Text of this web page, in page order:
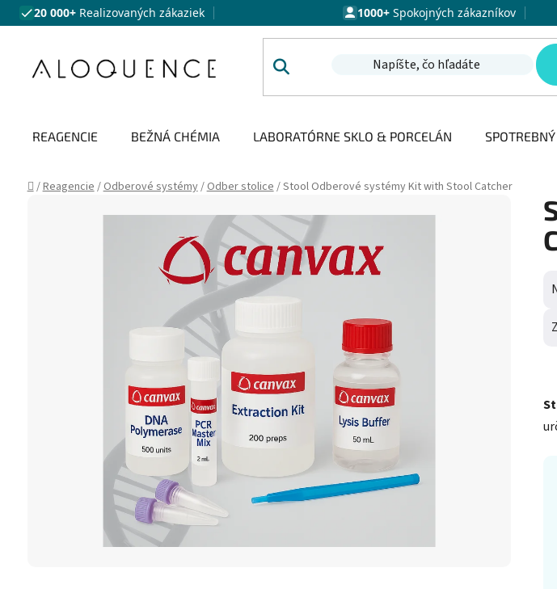
Prejsť na obsah
20 000+ Realizovaných zákaziek 1000+Spokojných zákazníkov
REAGENCIE BEŽNÁ CHÉMIA LABORATÓRNE SKLO & PORCELÁN
Domov
/Reagencie / Odberové systémy/ Odber stolice /Stool Odberové systémy Kit with Stool Catcher